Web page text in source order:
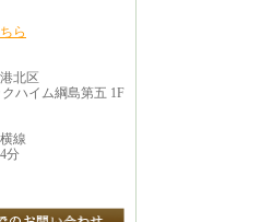
ら
北区
ハイム綱島第五 1F
線
分